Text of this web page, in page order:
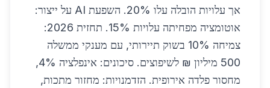
אך עלויות הובלה עלו 20%. השפעת AI על ייצור:
אוטומציה מפחיתה עלויות 15%. תחזית 2026:
צמיחה 10% בשוק תיירותי, עם מענקי ממשלה
500 מיליון ₪ לשיפוצים. סיכונים: אינפלציה 4%,
מחסור פלדה אירופית. הזדמנויות: מחזור מתכות,